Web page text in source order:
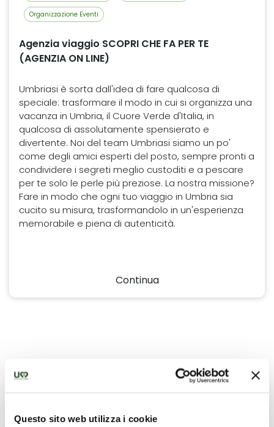
Questo sito web utilizza i cookie
Organizzazione Eventi
Agenzia viaggio SCOPRI CHE FA PER TE
(AGENZIA ON LINE)
Umbriasi è sorta dall'idea di fare qualcosa di
speciale: trasformare il modo in cui si organizza una
vacanza in Umbria, il Cuore Verde d'Italia, in
qualcosa di assolutamente spensierato e
divertente. Noi del team Umbriasi siamo un po'
come degli amici esperti del posto, sempre pronti a
condividere i segreti meglio custoditi e a pescare
per te solo le perle più preziose. La nostra missione?
Fare in modo che ogni tuo viaggio in Umbria sia
cucito su misura, trasformandolo in un'esperienza
memorabile e piena di autenticità.
Continua